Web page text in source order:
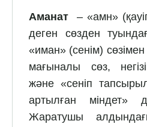
Аманат – «амн»
деген сөзден
«иман» (сенім)
мағыналы сөз,
және «сеніп
артылған міндет»
Жаратушы